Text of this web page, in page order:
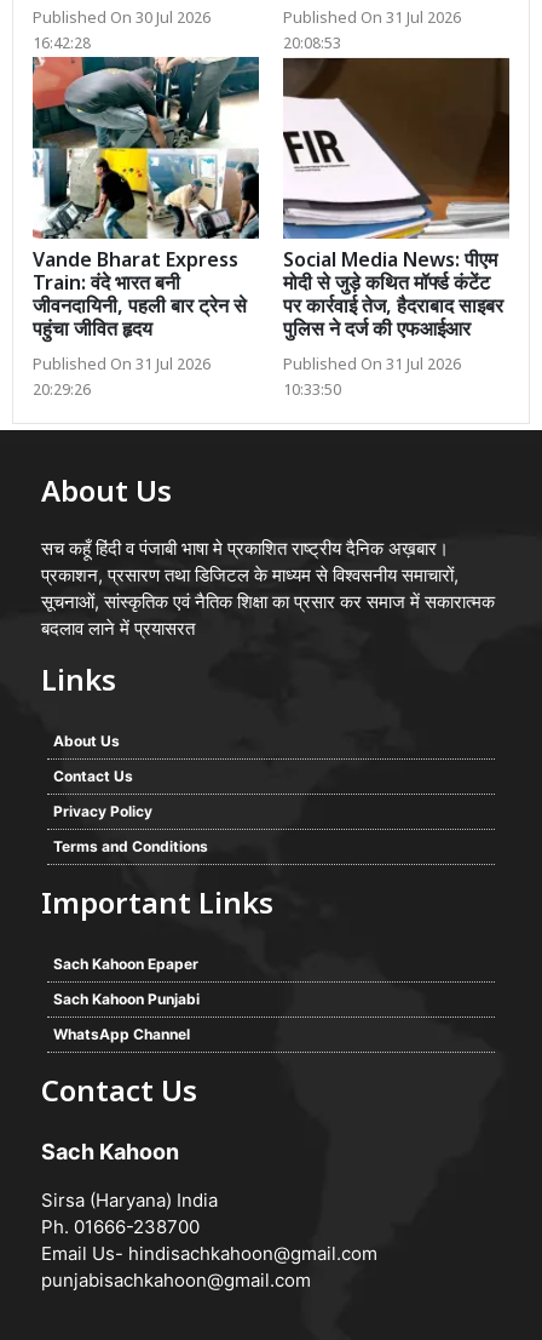
Published On 30 Jul 2026
16:42:28
Published On 31 Jul 2026
20:08:53
Vande Bharat Express
Train: वंदे भारत बनी
जीवनदायिनी, पहली बार ट्रेन से
पहुंचा जीवित हृदय
Published On 31 Jul 2026
20:29:26
Social Media News: पीएम
मोदी से जुड़े कथित मॉर्फ्ड कंटेंट
पर कार्रवाई तेज, हैदराबाद साइबर
पुलिस ने दर्ज की एफआईआर
Published On 31 Jul 2026
10:33:50
About Us
सच कहूँ हिंदी व पंजाबी भाषा मे प्रकाशित राष्ट्रीय दैनिक अख़बार।
प्रकाशन, प्रसारण तथा डिजिटल के माध्यम से विश्वसनीय समाचारों,
सूचनाओं, सांस्कृतिक एवं नैतिक शिक्षा का प्रसार कर समाज में सकारात्मक
बदलाव लाने में प्रयासरत
Links
About Us
Contact Us
Privacy Policy
Terms and Conditions
Important Links
Sach Kahoon Epaper
Sach Kahoon Punjabi
WhatsApp Channel
Contact Us
Sach Kahoon
Sirsa (Haryana) India
Ph. 01666-238700
Email Us- hindisachkahoon@gmail.com
punjabisachkahoon@gmail.com